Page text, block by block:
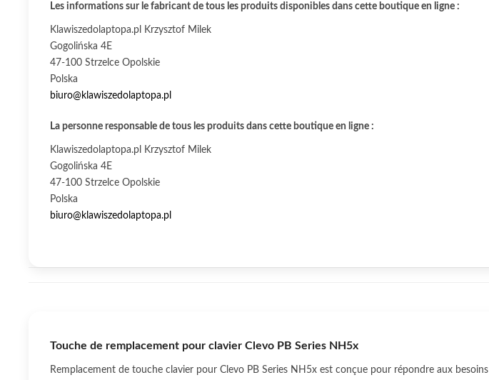
Les informations sur le fabricant de tous les produits disponibles dans cette boutique en ligne :
Klawiszedolaptopa.pl Krzysztof Milek
Gogolińska 4E
47-100 Strzelce Opolskie
Polska
biuro@klawiszedolaptopa.pl
La personne responsable de tous les produits dans cette boutique en ligne :
Klawiszedolaptopa.pl Krzysztof Milek
Gogolińska 4E
47-100 Strzelce Opolskie
Polska
biuro@klawiszedolaptopa.pl
Touche de remplacement pour clavier Clevo PB Series NH5x
Remplacement de touche clavier pour Clevo PB Series NH5x est conçue pour répondre aux